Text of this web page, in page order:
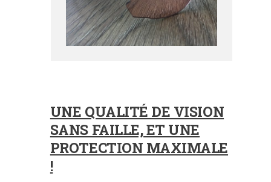
UNE QUALITÉ DE VISION
SANS FAILLE, ET UNE
PROTECTION MAXIMALE
!